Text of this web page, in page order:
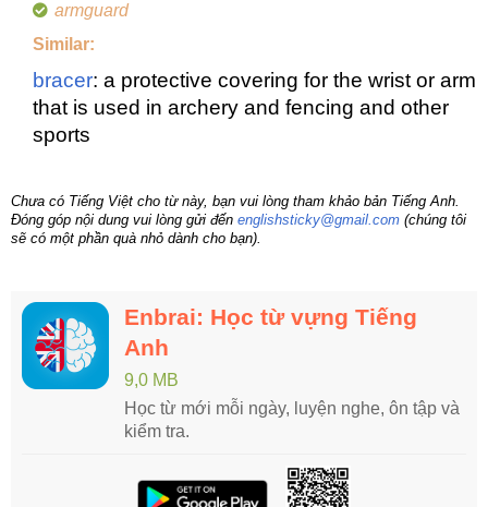
armguard
Similar:
bracer: a protective covering for the wrist or arm
that is used in archery and fencing and other
sports
Chưa có Tiếng Việt cho từ này, bạn vui lòng tham khảo bản Tiếng Anh.
Đóng góp nội dung vui lòng gửi đến englishsticky@gmail.com (chúng tôi
sẽ có một phần quà nhỏ dành cho bạn).
Enbrai: Học từ vựng Tiếng
Anh
9,0 MB
Học từ mới mỗi ngày, luyện nghe, ôn tập và
kiểm tra.